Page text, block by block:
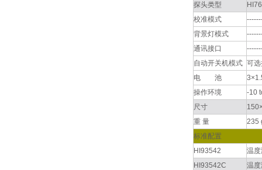
探头类型
校准模式
背景灯模式
通讯接口
自动开关机模式 可
电 池
操作环境
-10
尺寸
重 量
235
标准配置
HI93542
温
HI93542C
温